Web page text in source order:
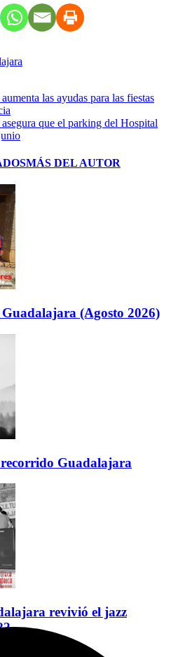
las ayudas para las fiestas
que el parking del Hospital
MÁS DEL AUTOR
(Agosto 2026)
Guadalajara
revivió el jazz